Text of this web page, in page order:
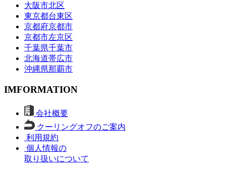
大阪市北区
東京都台東区
京都府京都市
京都市左京区
千葉県千葉市
北海道帯広市
沖縄県那覇市
IMFORMATION
会社概要
クーリングオフのご案内
利用規約
個人情報の
取り扱いについて